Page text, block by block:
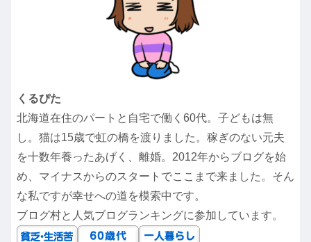
くるぴた
北海道在住のパートと自宅で働く60代。子どもは無
し。猫は15歳で虹の橋を渡りました。稼ぎのない元夫
を十数年養ったあげく、離婚。2012年からブログを始
め、マイナスからのスタートでここまで来ました。そん
な私ですが幸せへの道を模索中です。
ブログ村と人気ブログランキングに参加しています。